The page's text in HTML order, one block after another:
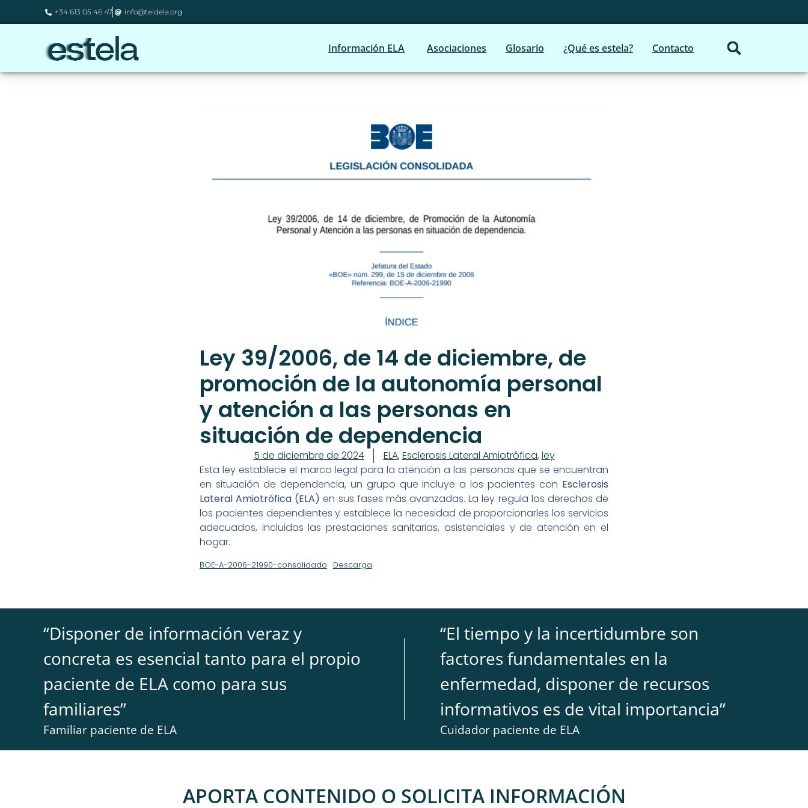
+34 613 05 46 47 info@teidela.org
Información ELA Asociaciones Glosario ¿Qué es estela? Contacto
Ley 39/2006, de 14 de diciembre, de
promoción de la autonomía personal
y atención a las personas en
situación de dependencia
5 de diciembre de 2024 ELA,Esclerosis Lateral Amiotrófica,ley
Esta ley establece el marco legal para la atención a las personas que se encuentran
en situación de dependencia, un grupo que incluye a los pacientes con Esclerosis
Lateral Amiotrófica (ELA) en sus fases más avanzadas. La ley regula los derechos de
los pacientes dependientes y establece la necesidad de proporcionarles los servicios
adecuados, incluidas las prestaciones sanitarias, asistenciales y de atención en el
hogar.
BOE-A-2006-21990-consolidado Descarga
“Disponer de información veraz y
concreta es esencial tanto para el propio
paciente de ELA como para sus
familiares”
Familiar paciente de ELA
“El tiempo y la incertidumbre son
factores fundamentales en la
enfermedad, disponer de recursos
informativos es de vital importancia”
Cuidador paciente de ELA
APORTA CONTENIDO O SOLICITA INFORMACIÓN